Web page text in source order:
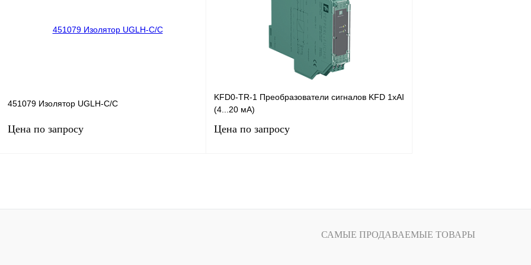
451079 Изолятор UGLH‐C/C
Цена по запросу
Купить в 1 клик Сравнение
KFD0-TR-1 Преобразователи сигналов KFD 1хAI
(4...20 мА)
Цена по запросу
Купить в 1 клик Сравнение
САМЫЕ ПРОДАВАЕМЫЕ ТОВАРЫ